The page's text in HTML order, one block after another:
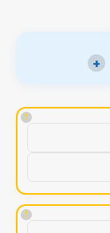
+
!
!